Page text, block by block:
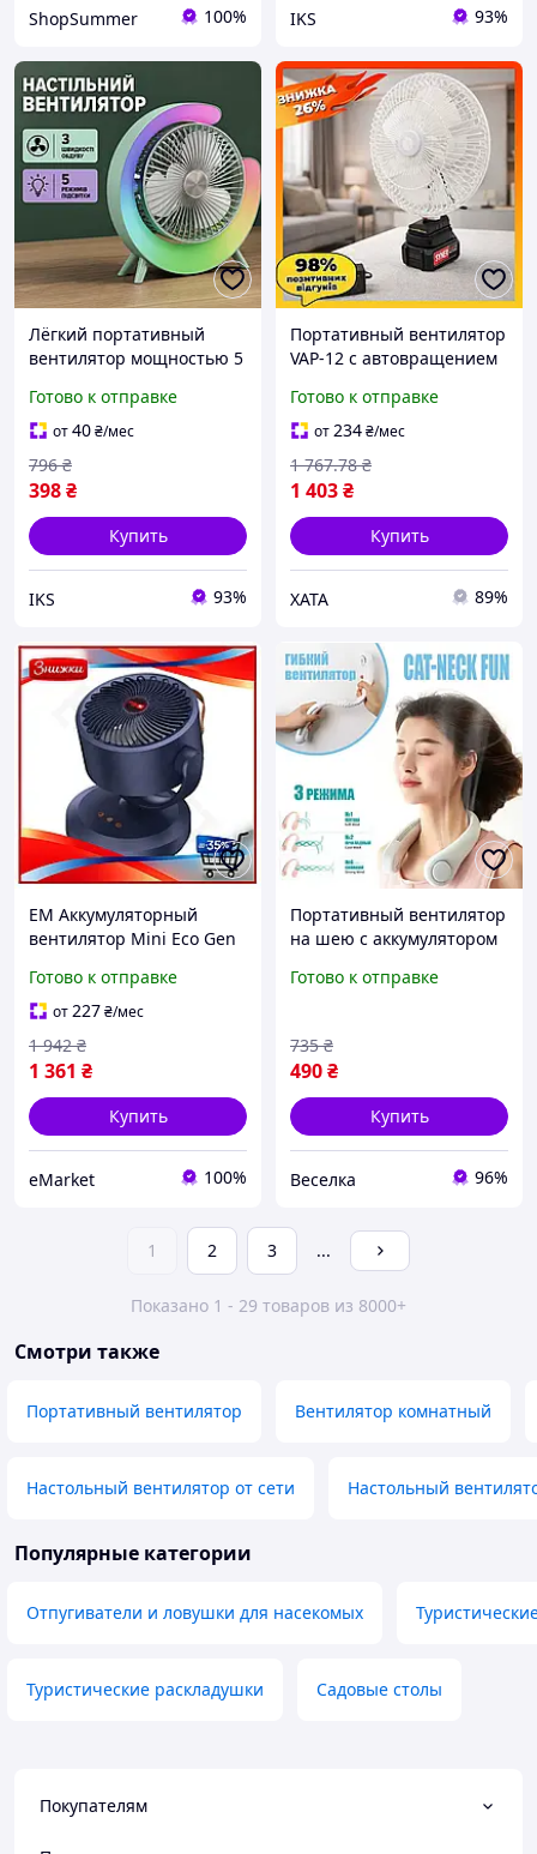
ShopSummer 100% IKS 93%
Лёгкий портативный
вентилятор мощностью 5
для детей и функцией
ночника для
путешествий и отдыха на
природе
Готово к отправке
от40₴/мес
398₴
796 ₴
Купить
IKS 93%
Портативный вентилятор
VAP-12 с автовращением
на природе
Готово к отправке
от234₴/мес
1 403₴
1 767.78 ₴
Купить
XATA 89%
EM Аккумуляторный
вентилятор Mini Eco Gen
для кемпинга и отдыха на
природе че MAR_K
Готово к отправке
от227₴/мес
1 361 ₴
1 942 ₴
Купить
eMarket 100%
Портативный вентилятор
на шею с аккумулятором
обдува для работы
Готово к отправке
490₴
735 ₴
Купить
Веселка 96%
1 2 3 ...
Показано 1 - 29 товаров из 8000+
Смотри также
Портативный вентилятор Вентилятор комнатный
Настольный вентилятор от сети Настольный
Популярные категории
Отпугиватели и ловушки для насекомых
Туристические раскладушки Садовые столы
Покупателям